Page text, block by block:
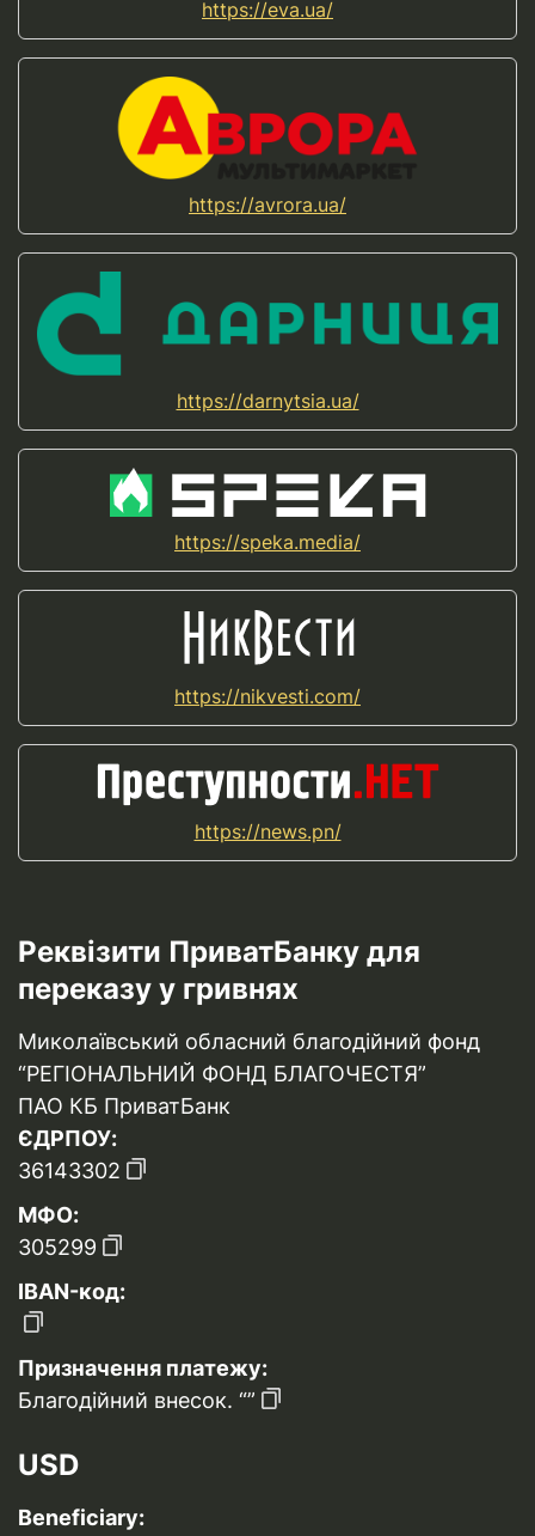
https://eva.ua/
https://avrora.ua/
https://darnytsia.ua/
https://speka.media/
https://nikvesti.com/
https://news.pn/
Реквізити ПриватБанку для
переказу у гривнях
Миколаївський обласний благодійний фонд
“РЕГІОНАЛЬНИЙ ФОНД БЛАГОЧЕСТЯ”
ПАО КБ ПриватБанк
ЄДРПОУ:
36143302
МФО:
305299
IBAN-код:
Призначення платежу:
Благодійний внесок. “”
USD
Beneficiary: